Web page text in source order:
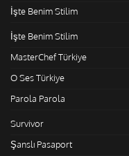
İşte Benim Stilim
İşte Benim Stilim
MasterChef Türkiye
O Ses Türkiye
Parola Parola
Survivor
Şanslı Pasaport